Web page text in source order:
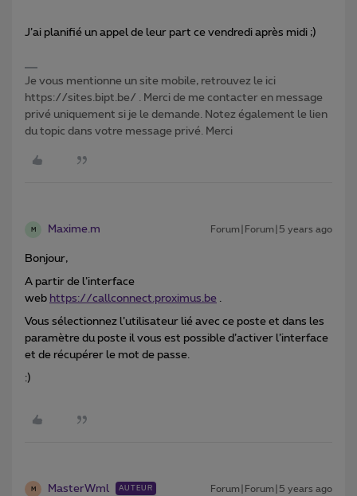
J’ai planifié un appel de leur part ce vendredi après midi ;)
Je vous mentionne un site mobile, retrouvez le ici
https://sites.bipt.be/ . Merci de me contacter en message
privé uniquement si je le demande. Notez également le lien
du topic dans votre message privé. Merci
M Maxime.m Forum|Forum|5 years ago
Bonjour,
A partir de l’interface
web https://callconnect.proximus.be .
Vous sélectionnez l’utilisateur lié avec ce poste et dans les
paramètre du poste il vous est possible d’activer l’interface
et de récupérer le mot de passe.
:)
M MasterWml AUTEUR Forum|Forum|5 years ago